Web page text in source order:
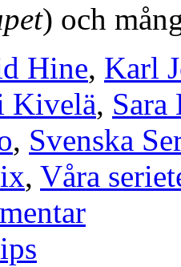
) och
Hine, Karl
Kivelä,
, Svenska
, Våra